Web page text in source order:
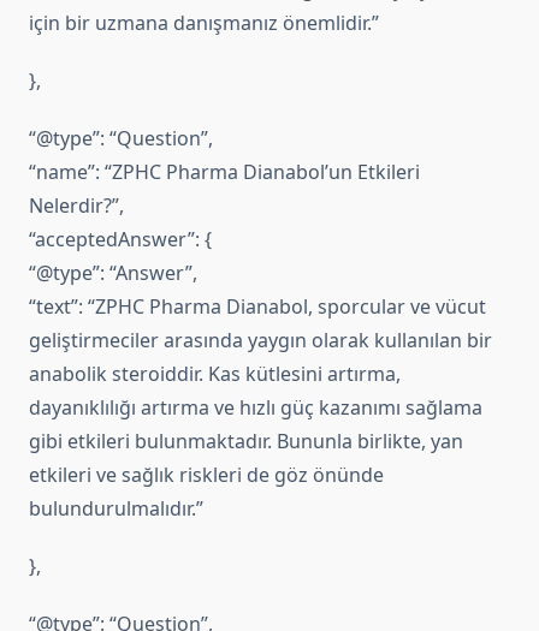
için bir uzmana danışmanız önemlidir.”
},
“@type”: “Question”,
“name”: “ZPHC Pharma Dianabol’un Etkileri
Nelerdir?”,
“acceptedAnswer”: {
“@type”: “Answer”,
“text”: “ZPHC Pharma Dianabol, sporcular ve vücut
geliştirmeciler arasında yaygın olarak kullanılan bir
anabolik steroiddir. Kas kütlesini artırma,
dayanıklılığı artırma ve hızlı güç kazanımı sağlama
gibi etkileri bulunmaktadır. Bununla birlikte, yan
etkileri ve sağlık riskleri de göz önünde
bulundurulmalıdır.”
},
“@type”: “Question”,